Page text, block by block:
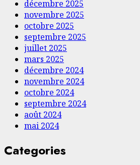
décembre 2025
novembre 2025
octobre 2025
septembre 2025
juillet 2025
mars 2025
décembre 2024
novembre 2024
octobre 2024
septembre 2024
août 2024
mai 2024
Categories